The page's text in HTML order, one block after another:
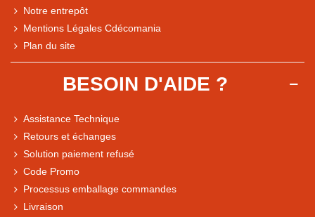
Notre entrepôt
Mentions Légales Cdécomania
Plan du site
BESOIN D'AIDE ?
Assistance Technique
Retours et échanges
Solution paiement refusé
Code Promo
Processus emballage commandes
Livraison